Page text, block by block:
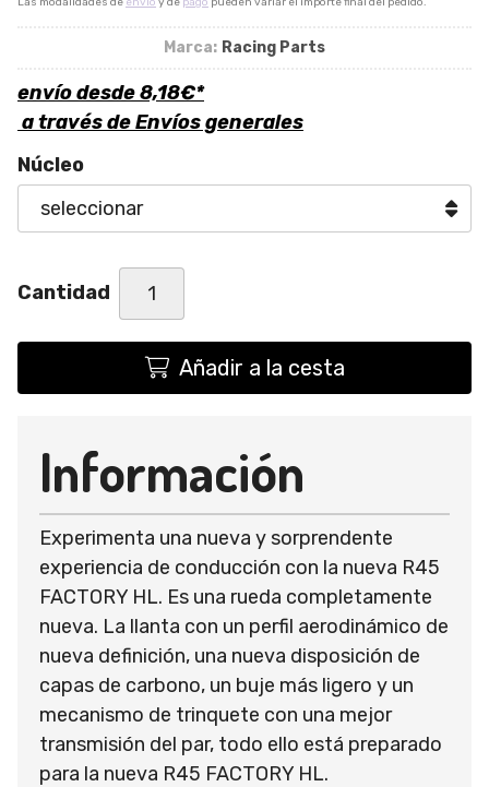
Marca: Racing Parts
envío desde8,18€*
a través deEnvíos generales
Núcleo
Cantidad
Añadir a la cesta
Información
Experimenta una nueva y sorprendente
experiencia de conducción con la nueva R45
FACTORY HL. Es una rueda completamente
nueva. La llanta con un perfil aerodinámico de
nueva definición, una nueva disposición de
capas de carbono, un buje más ligero y un
mecanismo de trinquete con una mejor
transmisión del par, todo ello está preparado
para la nueva R45 FACTORY HL.